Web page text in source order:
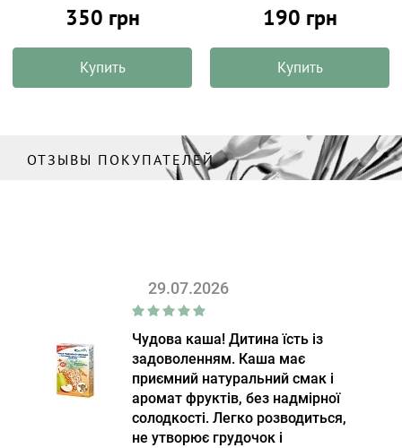
350 грн
Купить
190 грн
Купить
ОТЗЫВЫ ПОКУПАТЕЛЕЙ
29.07.2026
Чудова каша! Дитина їсть із
задоволенням. Каша має
приємний натуральний смак і
аромат фруктів, без надмірної
солодкості. Легко розводиться,
не утворює грудочок і